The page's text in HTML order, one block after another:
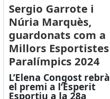
Sergio Garrote i
Núria Marquès,
guardonats com a
Millors Esportistes
Paralímpics 2024
L’Elena Congost rebrà
el premi a l’Esperit
Esportiu a la 28a